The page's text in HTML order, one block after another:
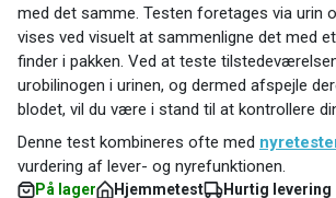
med det samme. Testen foretages via urin
vises ved visuelt at sammenligne det med
finder i pakken. Ved at teste
urobilinogen i urinen, og dermed afspejle
blodet, vil du være i stand til at kontrollere
Denne test kombineres ofte med
vurdering af lever- og nyrefunktionen.
På lager Hjemmetest Hurtig levering